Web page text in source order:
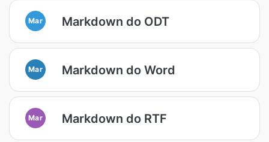
Mar Markdown do ODT
Mar Markdown do Word
Mar Markdown do RTF